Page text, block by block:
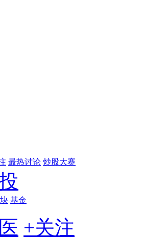
最热讨论 炒股大赛
基金
+关注